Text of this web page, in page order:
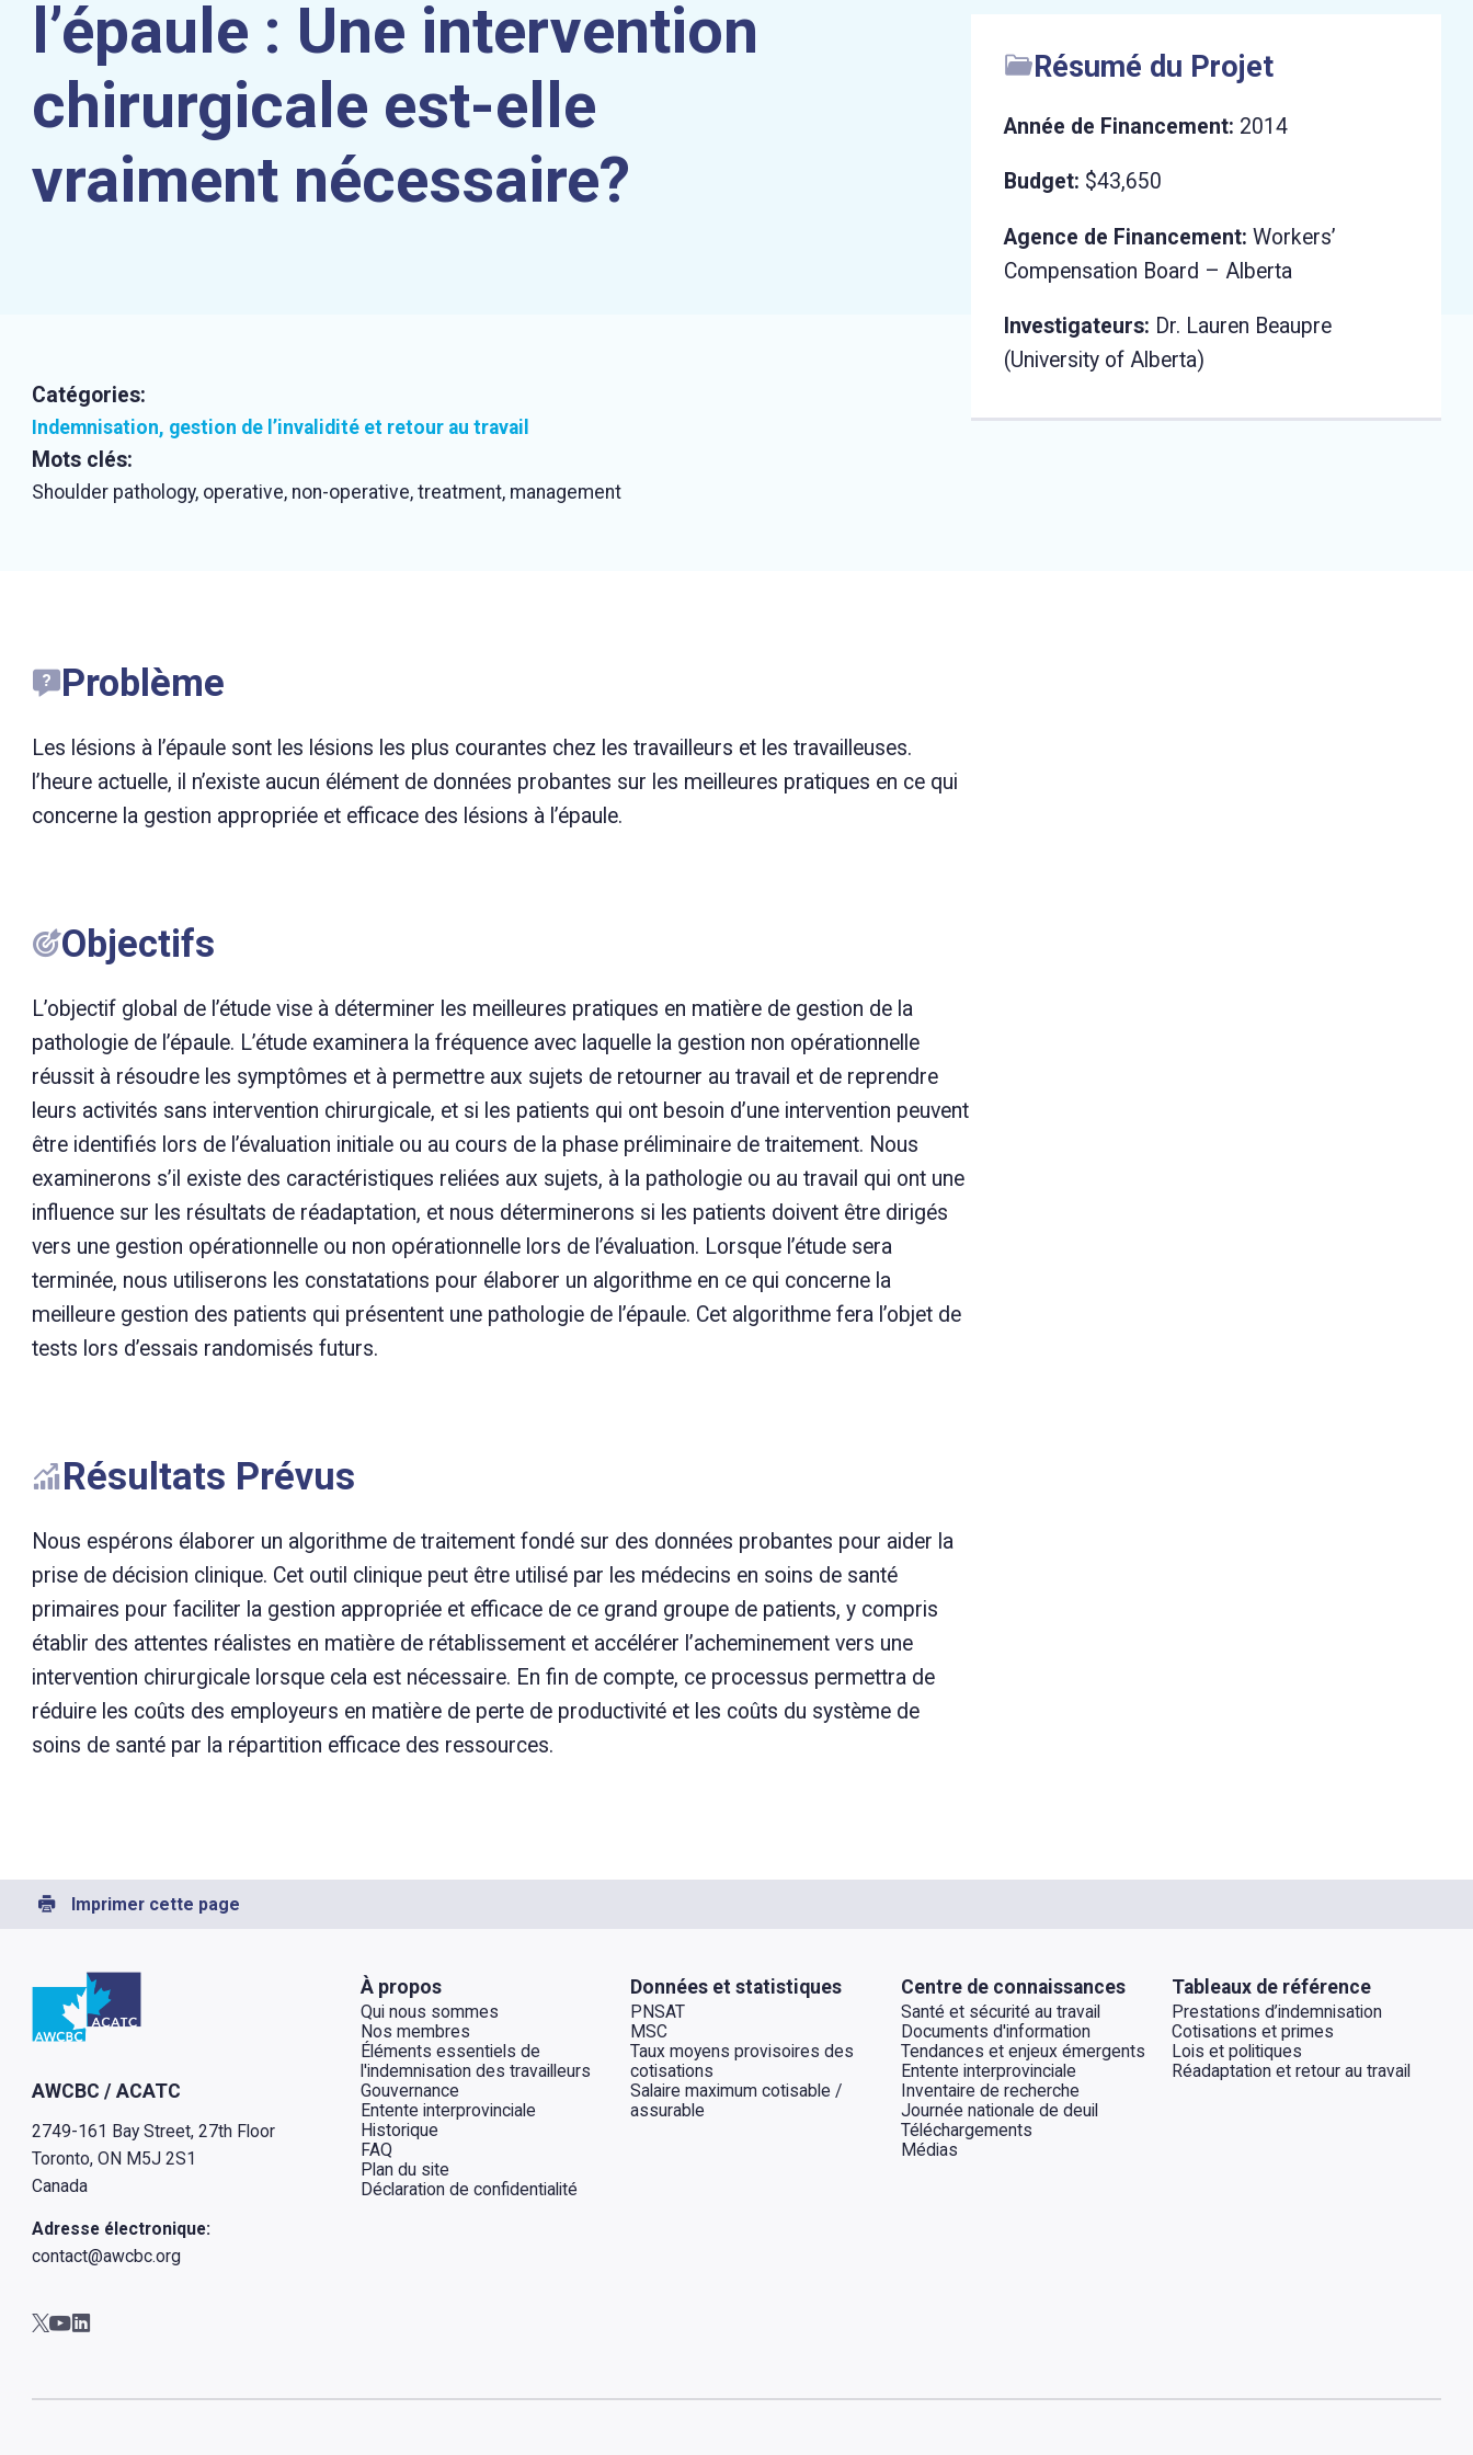
l’épaule : Une intervention
chirurgicale est-elle
vraiment nécessaire?
Résumé du Projet
Année de Financement: 2014
Budget: $43,650
Agence de Financement: Workers’
Compensation Board – Alberta
Investigateurs: Dr. Lauren Beaupre
(University of Alberta)
Catégories:
Indemnisation, gestion de l’invalidité et retour au travail
Mots clés:
Shoulder pathology, operative, non-operative, treatment, management
Problème
Les lésions à l’épaule sont les lésions les plus courantes chez les travailleurs et les travailleuses.
l’heure actuelle, il n’existe aucun élément de données probantes sur les meilleures pratiques en ce qui
concerne la gestion appropriée et efficace des lésions à l’épaule.
Objectifs
L’objectif global de l’étude vise à déterminer les meilleures pratiques en matière de gestion de la
pathologie de l’épaule. L’étude examinera la fréquence avec laquelle la gestion non opérationnelle
réussit à résoudre les symptômes et à permettre aux sujets de retourner au travail et de reprendre
leurs activités sans intervention chirurgicale, et si les patients qui ont besoin d’une intervention peuvent
être identifiés lors de l’évaluation initiale ou au cours de la phase préliminaire de traitement. Nous
examinerons s’il existe des caractéristiques reliées aux sujets, à la pathologie ou au travail qui ont une
influence sur les résultats de réadaptation, et nous déterminerons si les patients doivent être dirigés
vers une gestion opérationnelle ou non opérationnelle lors de l’évaluation. Lorsque l’étude sera
terminée, nous utiliserons les constatations pour élaborer un algorithme en ce qui concerne la
meilleure gestion des patients qui présentent une pathologie de l’épaule. Cet algorithme fera l’objet de
tests lors d’essais randomisés futurs.
Résultats Prévus
Nous espérons élaborer un algorithme de traitement fondé sur des données probantes pour aider la
prise de décision clinique. Cet outil clinique peut être utilisé par les médecins en soins de santé
primaires pour faciliter la gestion appropriée et efficace de ce grand groupe de patients, y compris
établir des attentes réalistes en matière de rétablissement et accélérer l’acheminement vers une
intervention chirurgicale lorsque cela est nécessaire. En fin de compte, ce processus permettra de
réduire les coûts des employeurs en matière de perte de productivité et les coûts du système de
soins de santé par la répartition efficace des ressources.
Imprimer cette page
Retour à l'Accueil
AWCBC / ACATC
2749-161 Bay Street, 27th Floor
Toronto, ON M5J 2S1
Canada
Adresse électronique:
contact@awcbc.org
Aller à AWCBC / ACATC twitter in new tab
Aller à AWCBC / ACATC youtube in new tab
Aller à AWCBC / ACATC linkedin in new tab
À propos
Qui nous sommes
Nos membres
Éléments essentiels de
l'indemnisation des travailleurs
Gouvernance
Entente interprovinciale
Historique
FAQ
Plan du site
Déclaration de confidentialité
Données et statistiques
PNSAT
MSC
Taux moyens provisoires des
cotisations
Salaire maximum cotisable /
assurable
Centre de connaissances
Santé et sécurité au travail
Documents d'information
Tendances et enjeux émergents
Entente interprovinciale
Inventaire de recherche
Journée nationale de deuil
Téléchargements
Médias
Tableaux de référence
Prestations d’indemnisation
Cotisations et primes
Lois et politiques
Réadaptation et retour au travail